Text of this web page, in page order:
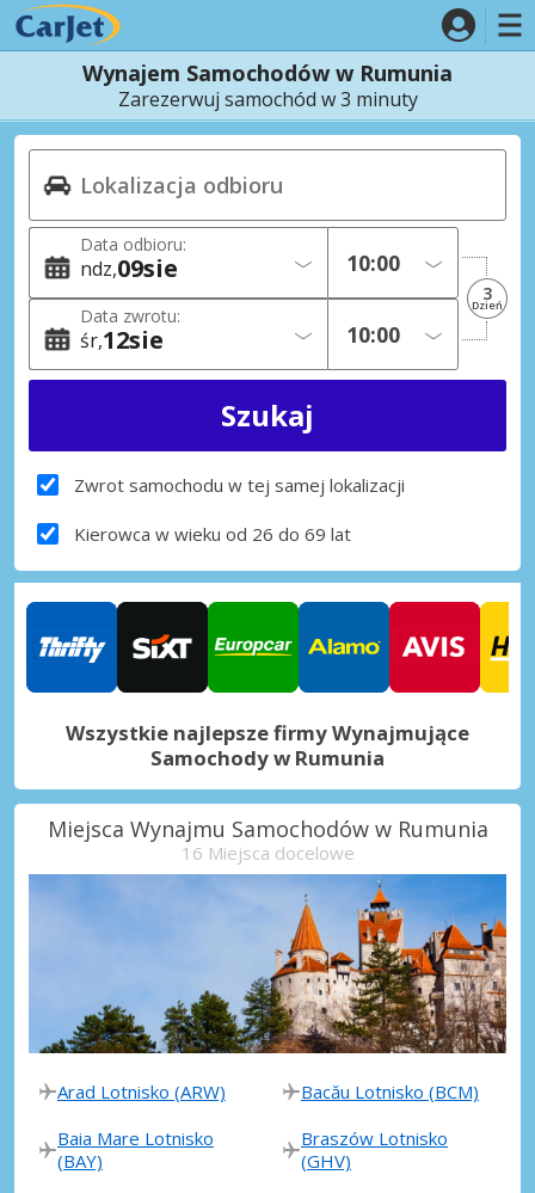
Wynajem Samochodów w Rumunia
Zarezerwuj samochód w 3 minuty
Data odbioru:
ndz 09sie
Data zwrotu:
śr 12sie
3
Dzień
Zwrot samochodu w tej samej lokalizacji
Kierowca w wieku od 26 do 69 lat
Wszystkie najlepsze firmy Wynajmujące
Samochody w Rumunia
Miejsca Wynajmu Samochodów w Rumunia
16 Miejsca docelowe
Arad Lotnisko (ARW)
Bacău Lotnisko (BCM)
Baia Mare Lotnisko
(BAY)
Braszów Lotnisko
(GHV)